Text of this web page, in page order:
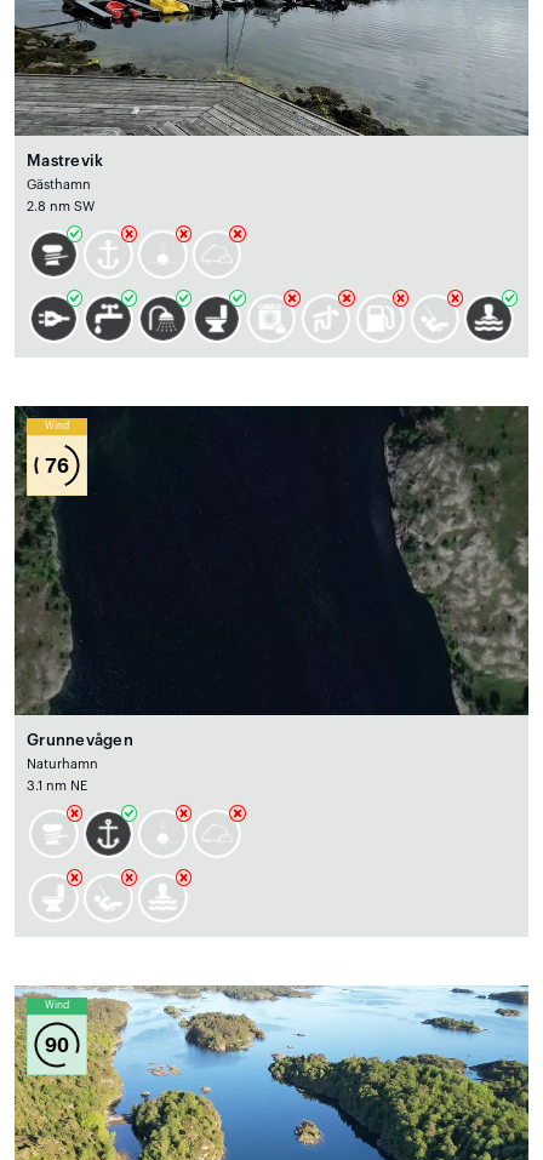
Mastrevik
Gästhamn
2.8 nm SW
Wind
76
Grunnevågen
Naturhamn
3.1 nm NE
Wind
90